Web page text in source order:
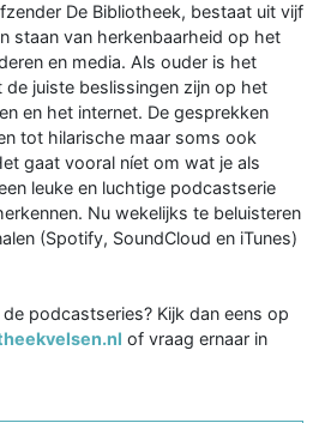
De Bibliotheek, bestaat uit vijf
staan van herkenbaarheid op het
en media. Als ouder is het
juiste beslissingen zijn op het
en het internet. De gesprekken
tot hilarische maar soms ook
gaat vooral níet om wat je als
leuke en luchtige podcastserie
Nu wekelijks te beluisteren
(Spotify, SoundCloud en iTunes)
podcastseries? Kijk dan eens op
of vraag ernaar in